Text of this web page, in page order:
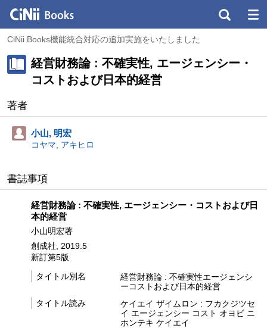
CiNii Books機能統合対応の追加実施をいたしました
経営財務論 : 不確実性, エージェンシー・
コストおよび日本的経営
著者
小山, 明宏
コヤマ, アキヒロ
書誌事項
経営財務論 : 不確実性, エージェンシー・コストおよび日
本的経営
小山明宏著
創成社, 2019.5
新訂第5版
タイトル別名
経営財務論 : 不確実性エージェンシ
ーコストおよび日本的経営
タイトル読み
ケイエイ ザイムロン : フカクジツセ
イ エージェンシー コスト オヨビ ニ
ホンテキ ケイエイ